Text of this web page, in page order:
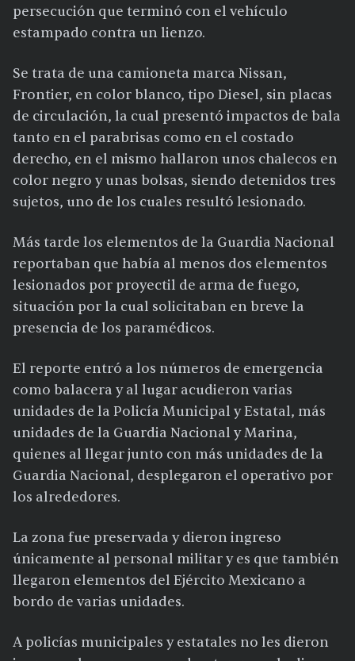
persecución que terminó con el vehículo
estampado contra un lienzo.
Se trata de una camioneta marca Nissan,
Frontier, en color blanco, tipo Diesel, sin placas
de circulación, la cual presentó impactos de bala
tanto en el parabrisas como en el costado
derecho, en el mismo hallaron unos chalecos en
color negro y unas bolsas, siendo detenidos tres
sujetos, uno de los cuales resultó lesionado.
Más tarde los elementos de la Guardia Nacional
reportaban que había al menos dos elementos
lesionados por proyectil de arma de fuego,
situación por la cual solicitaban en breve la
presencia de los paramédicos.
El reporte entró a los números de emergencia
como balacera y al lugar acudieron varias
unidades de la Policía Municipal y Estatal, más
unidades de la Guardia Nacional y Marina,
quienes al llegar junto con más unidades de la
Guardia Nacional, desplegaron el operativo por
los alrededores.
La zona fue preservada y dieron ingreso
únicamente al personal militar y es que también
llegaron elementos del Ejército Mexicano a
bordo de varias unidades.
A policías municipales y estatales no les dieron